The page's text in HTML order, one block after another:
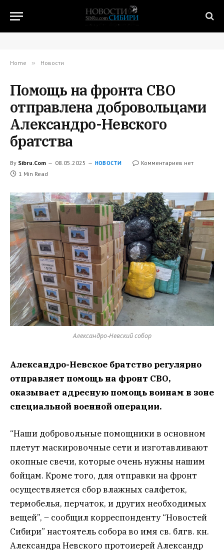
Home » Новости
Помощь на фронта СВО
отправлена добровольцами
Александро-Невского
братства
By Sibru.Com 08.05.2025 НОВОСТИ
Комментариев нет
1 Min Read
Александро-Невский собор
Александро-Невское братство регулярно
отправляет помощь на фронт СВО,
оказывает адресную помощь воинам в зоне
специальной военной операции.
“Наши добровольные помощники в основном
плетут маскировочные сети и изготавливают
окопные свечи, которые очень нужны нашим
бойцам. Кроме того, для отправки на фронт
осуществляется сбор влажных салфеток,
термобелья, перчаток, и других необходимых
вещей”, – сообщил корреспонденту “Новостей
Сибири” настоятель собора во имя св. блгв. кн.
Александра Невского протоиерей Александр